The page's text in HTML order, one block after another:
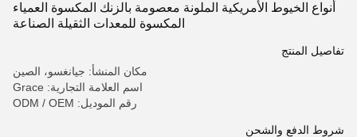
أنواع الخيوط الأمريكية الملونة معصومة بالزنك المكسوة العمياء
المكسوة للمعدات الثقيلة الصناعة
تفاصيل المنتج
مكان المنشأ: جيانغسو، الصين
اسم العلامة التجارية: Grace
رقم الموديل: ODM / OEM
شروط الدفع والشحن